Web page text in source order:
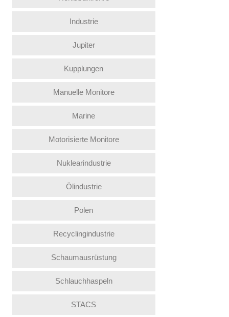
Industrie
Jupiter
Kupplungen
Manuelle Monitore
Marine
Motorisierte Monitore
Nuklearindustrie
Ölindustrie
Polen
Recyclingindustrie
Schaumausrüstung
Schlauchhaspeln
STACS